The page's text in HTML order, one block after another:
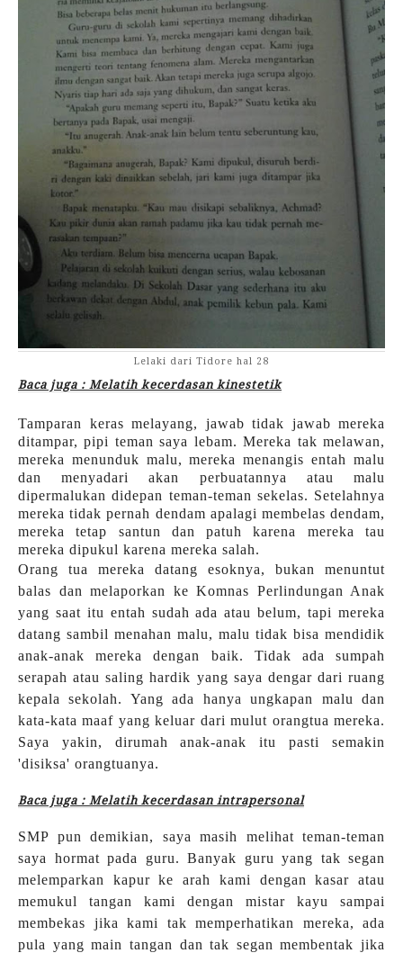
Lelaki dari Tidore hal 28
Baca juga : Melatih kecerdasan kinestetik
Tamparan keras melayang, jawab tidak jawab mereka
ditampar, pipi teman saya lebam. Mereka tak melawan,
mereka menunduk malu, mereka menangis entah malu
dan menyadari akan perbuatannya atau malu
dipermalukan didepan teman-teman sekelas. Setelahnya
mereka tidak pernah dendam apalagi membelas dendam,
mereka tetap santun dan patuh karena mereka tau
mereka dipukul karena mereka salah.
Orang tua mereka datang esoknya, bukan menuntut
balas dan melaporkan ke Komnas Perlindungan Anak
yang saat itu entah sudah ada atau belum, tapi mereka
datang sambil menahan malu, malu tidak bisa mendidik
anak-anak mereka dengan baik. Tidak ada sumpah
serapah atau saling hardik yang saya dengar dari ruang
kepala sekolah. Yang ada hanya ungkapan malu dan
kata-kata maaf yang keluar dari mulut orangtua mereka.
Saya yakin, dirumah anak-anak itu pasti semakin
'disiksa' orangtuanya.
Baca juga : Melatih kecerdasan intrapersonal
SMP pun demikian, saya masih melihat teman-teman
saya hormat pada guru. Banyak guru yang tak segan
melemparkan kapur ke arah kami dengan kasar atau
memukul tangan kami dengan mistar kayu sampai
membekas jika kami tak memperhatikan mereka, ada
pula yang main tangan dan tak segan membentak jika